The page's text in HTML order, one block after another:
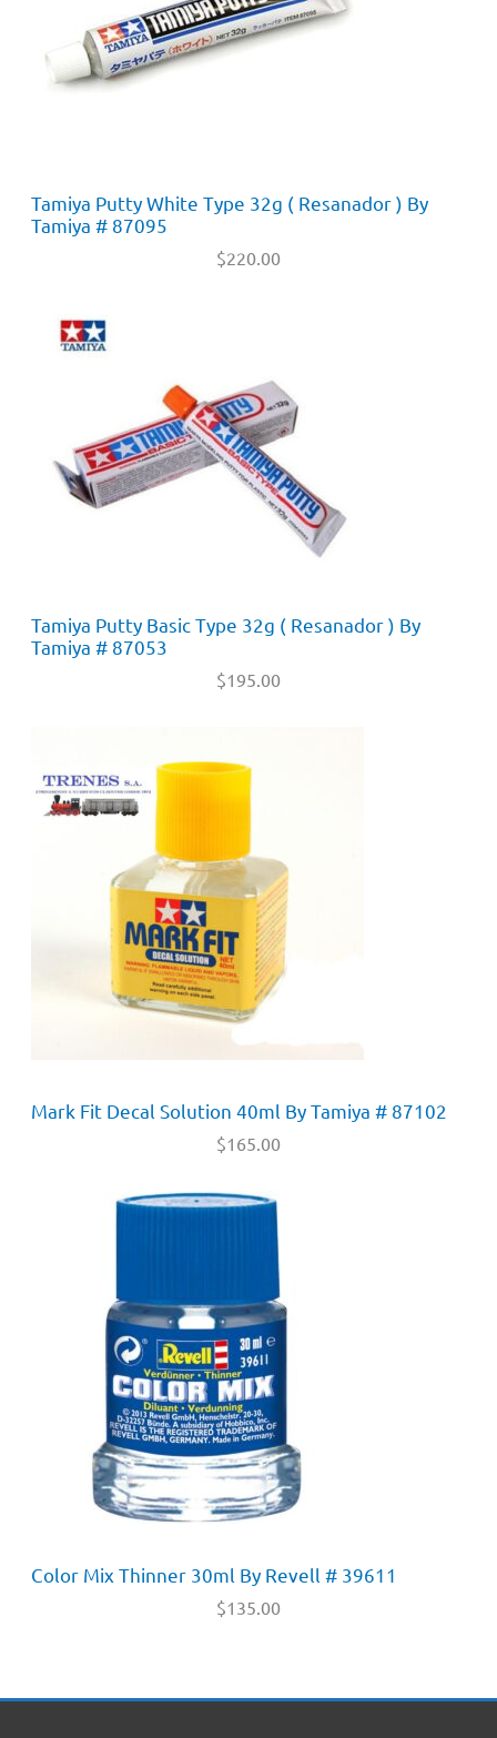
Tamiya Putty White Type 32g ( Resanador ) By
Tamiya # 87095
$220.00
Tamiya Putty Basic Type 32g ( Resanador ) By
Tamiya # 87053
$195.00
Mark Fit Decal Solution 40ml By Tamiya # 87102
$165.00
Color Mix Thinner 30ml By Revell # 39611
$135.00